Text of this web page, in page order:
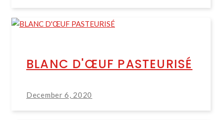
BLANC D'ŒUF PASTEURISÉ
December 6, 2020